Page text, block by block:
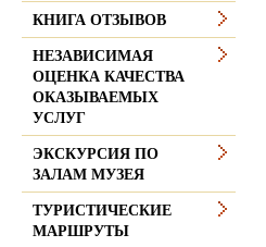
КНИГА ОТЗЫВОВ
НЕЗАВИСИМАЯ
ОЦЕНКА КАЧЕСТВА
ОКАЗЫВАЕМЫХ
УСЛУГ
ЭКСКУРСИЯ ПО
ЗАЛАМ МУЗЕЯ
ТУРИСТИЧЕСКИЕ
МАРШРУТЫ